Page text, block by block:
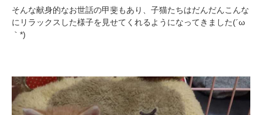
そんな献身的なお世話の甲斐もあり、子猫たちはだんだんこんな
にリラックスした様子を見せてくれるようになってきました(´ω
｀*)